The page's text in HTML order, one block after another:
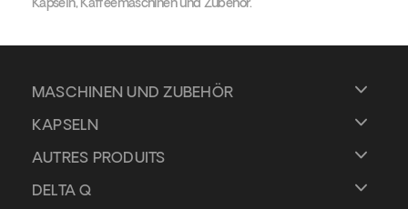
Kapseln, Kaffeemaschinen und Zubehör.
MASCHINEN UND ZUBEHÖR
KAPSELN
AUTRES PRODUITS
DELTA Q